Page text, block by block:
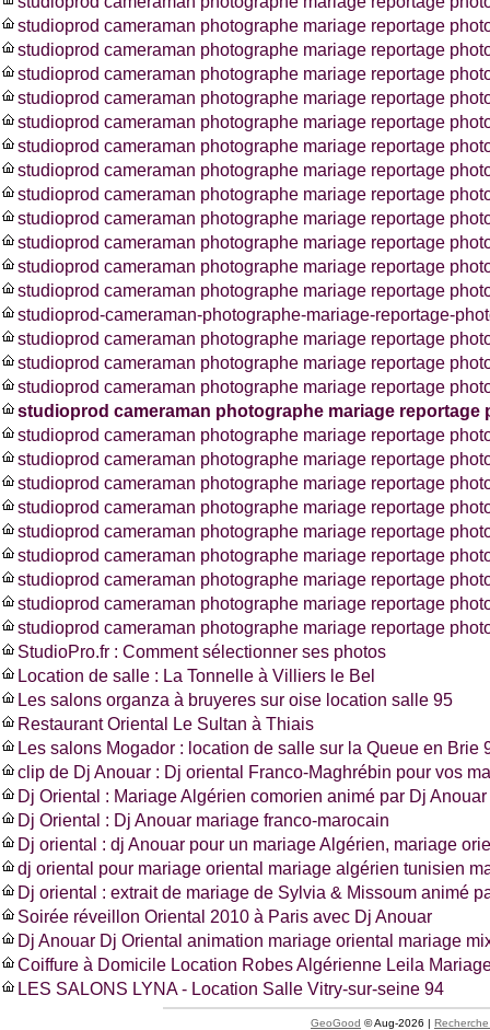
studioprod cameraman photographe mariage reportage
studioprod cameraman photographe mariage reportage
studioprod cameraman photographe mariage reportage
studioprod cameraman photographe mariage reportage
studioprod cameraman photographe mariage reportage
studioprod cameraman photographe mariage reportage
studioprod cameraman photographe mariage reportage
studioprod cameraman photographe mariage reportage
studioprod cameraman photographe mariage reportage
studioprod cameraman photographe mariage reportage
studioprod cameraman photographe mariage reportage
studioprod cameraman photographe mariage reportage
studioprod-cameraman-photographe-mariage-reportage-
studioprod cameraman photographe mariage reportage
studioprod cameraman photographe mariage reportage
studioprod cameraman photographe mariage reportage
studioprod cameraman photographe mariage reportage
studioprod cameraman photographe mariage reportage
studioprod cameraman photographe mariage reportage
studioprod cameraman photographe mariage reportage
studioprod cameraman photographe mariage reportage
studioprod cameraman photographe mariage reportage
studioprod cameraman photographe mariage reportage
studioprod cameraman photographe mariage reportage
studioprod cameraman photographe mariage reportage
studioprod cameraman photographe mariage reportage
StudioPro.fr : Comment sélectionner ses photos
Location de salle : La Tonnelle à Villiers le Bel
Les salons organza à bruyeres sur oise location salle 95
Restaurant Oriental Le Sultan à Thiais
Les salons Mogador : location de salle sur la Queue en Brie
clip de Dj Anouar : Dj oriental Franco-Maghrébin pour vos
Dj Oriental : Mariage Algérien comorien animé par Dj Anouar
Dj Oriental : Dj Anouar mariage franco-marocain
Dj oriental : dj Anouar pour un mariage Algérien, mariage
dj oriental pour mariage oriental mariage algérien tunisien
Dj oriental : extrait de mariage de Sylvia & Missoum animé
Soirée réveillon Oriental 2010 à Paris avec Dj Anouar
Dj Anouar Dj Oriental animation mariage oriental mariage
Coiffure à Domicile Location Robes Algérienne Leila
LES SALONS LYNA - Location Salle Vitry-sur-seine 94
GeoGood © Aug-2026 |